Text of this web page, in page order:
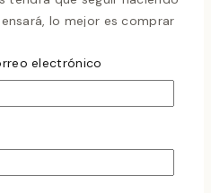
lo mejor es comprar
de años de
diferente.
año, y de estar en el
electrónico